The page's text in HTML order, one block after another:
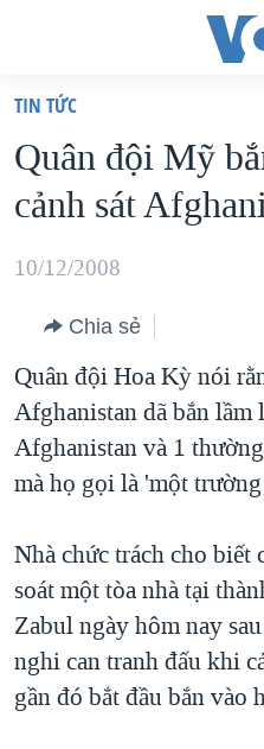
truy
cập
Tới
dung
chính
điều
hướng
chính
Đi
"Tìm"
VIỆT NAM
HOA KỲ
BIỂN ĐÔNG
BLOG
DIỄN ĐÀN
MỤC
TỰ DO BÁO CHÍ
NGƯỜI VIỆT HẢI NGOẠI
ĐỜI SỐNG
KINH TẾ
KHOA HỌC
CHUYÊN ĐỀ
HÀNH TRÌNH BẦU CỬ 2024
MỘT NĂM CHIẾN TRANH
GIẢI MÃ VÀNH ĐAI & CON
NGÀY TỊ NẠN THẾ GIỚI
VIDEO
NGHE
MẠNG XÃ HỘI
TIN TỨC
Quân đội Mỹ
cảnh sát
10/12/2008
Chia sẻ
Quân đội Hoa Kỳ nói
Afghanistan dã bắn lầm
Afghanistan và 1
mà họ gọi là 'một
Nhà chức trách cho biết
soát một tòa nhà tại
Zabul ngày hôm nay
nghi can tranh đấu khi
gần đó bắt đầu bắn vào